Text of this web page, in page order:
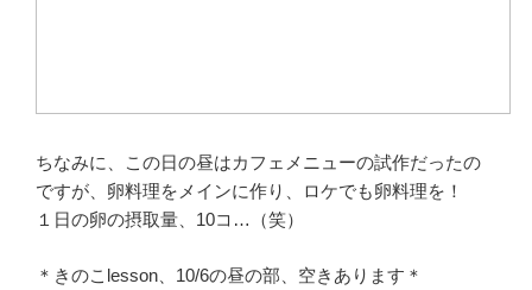
ちなみに、この日の昼はカフェメニューの試作だったの
ですが、卵料理をメインに作り、ロケでも卵料理を！
１日の卵の摂取量、10コ…（笑）
＊きのこlesson、10/6の昼の部、空きあります＊